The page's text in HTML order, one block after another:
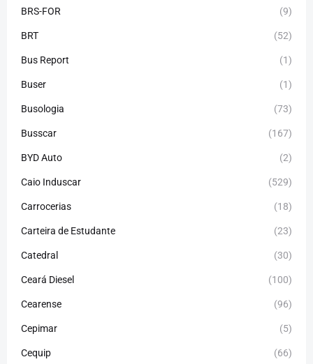
BRS-FOR (9)
BRT (52)
Bus Report (1)
Buser (1)
Busologia (73)
Busscar (167)
BYD Auto (2)
Caio Induscar (529)
Carrocerias (18)
Carteira de Estudante (23)
Catedral (30)
Ceará Diesel (100)
Cearense (96)
Cepimar (5)
Cequip (66)